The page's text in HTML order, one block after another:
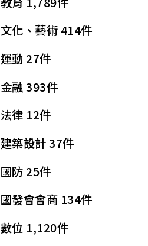
文化、藝術 414件
運動 27件
金融 393件
法律 12件
建築設計 37件
國防 25件
國發會會商 134件
數位 1,120件